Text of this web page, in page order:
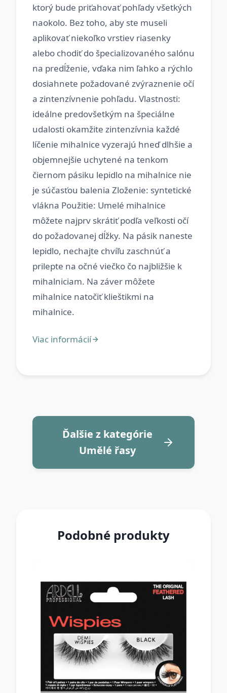
ktorý bude priťahovať pohľady všetkých
naokolo. Bez toho, aby ste museli
aplikovať niekoľko vrstiev riasenky
alebo chodiť do špecializovaného salónu
na predĺženie, vďaka nim ľahko a rýchlo
dosiahnete požadované zvýraznenie očí
a zintenzívnenie pohľadu. Vlastnosti:
ideálne predovšetkým na špeciálne
udalosti okamžite zintenzívnia každé
líčenie mihalnice vyzerajú hneď dlhšie a
objemnejšie uchytené na tenkom
čiernom pásiku lepidlo na mihalnice nie
je súčasťou balenia Zloženie: syntetické
vlákna Použitie: Umelé mihalnice
môžete najprv skrátiť podľa veľkosti očí
do požadovanej dĺžky. Na pásik naneste
lepidlo, nechajte chvíľu zaschnúť a
prilepte na očné viečko čo najbližšie k
mihalniciam. Na záver môžete
mihalnice natočiť klieštikmi na
Ďalšie z kategórie
Umělé řasy
Podobné produkty